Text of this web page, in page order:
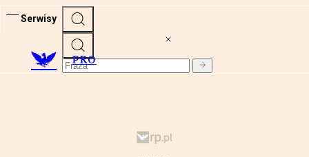
Serwisy
PRO